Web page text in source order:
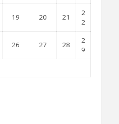
19 20 21
2
2
26 27 28
2
9